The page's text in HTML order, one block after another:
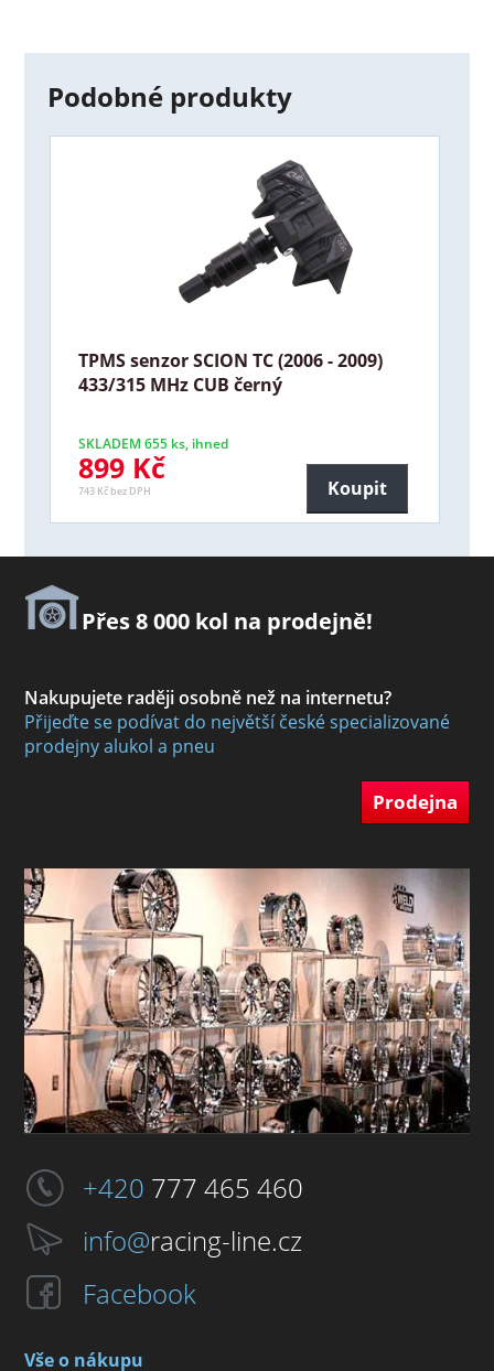
Podobné produkty
TPMS senzor SCION TC (2006 - 2009)
433/315 MHz CUB černý
SKLADEM 655 ks, ihned
899 Kč
743 Kč bez DPH Koupit
Přes 8 000 kol na prodejně!
Nakupujete raději osobně než na internetu?
Přijeďte se podívat do největší české specializované
prodejny alukol a pneu
Prodejna
+420 777 465 460
info@racing-line.cz
Facebook
Vše o nákupu